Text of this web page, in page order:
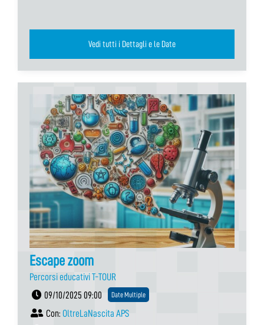
Vedi tutti i Dettagli e le Date
Escape zoom
Percorsi educativi T-TOUR
09/10/2025 09:00
Date Multiple
Con: OltreLaNascita APS